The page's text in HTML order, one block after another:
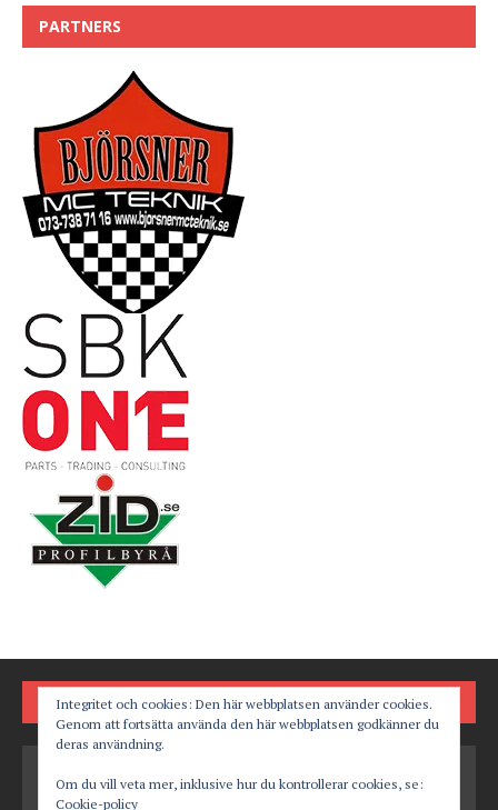
PARTNERS
FÖLJ OSS PÅ
Integritet och cookies: Den här webbplatsen använder cookies.
Genom att fortsätta använda den här webbplatsen godkänner du
deras användning.
Om du vill veta mer, inklusive hur du kontrollerar cookies, se:
Cookie-policy